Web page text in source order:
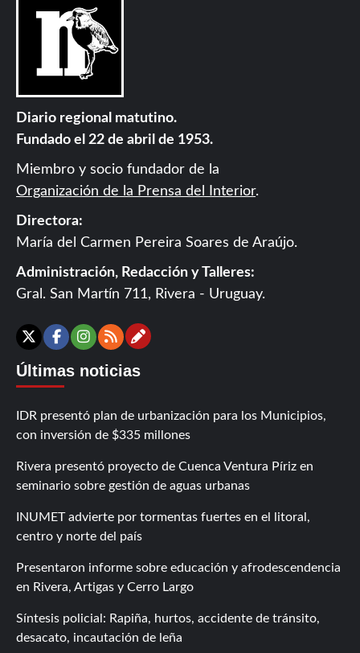
Diario regional matutino.
Fundado el 22 de abril de 1953.
Miembro y socio fundador de la
Organización de la Prensa del Interior.
Directora:
María del Carmen Pereira Soares de Araújo.
Administración, Redacción y Talleres:
Gral. San Martín 711, Rivera - Uruguay.
X Facebook
Instagram
RSSContáctanos
Últimas noticias
IDR presentó plan de urbanización para los Municipios,
con inversión de $335 millones
Rivera presentó proyecto de Cuenca Ventura Píriz en
seminario sobre gestión de aguas urbanas
INUMET advierte por tormentas fuertes en el litoral,
centro y norte del país
Presentaron informe sobre educación y afrodescendencia
en Rivera, Artigas y Cerro Largo
Síntesis policial: Rapiña, hurtos, accidente de tránsito,
desacato, incautación de leña